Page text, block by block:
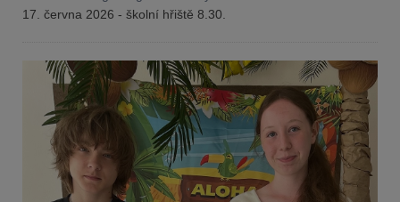
17. června 2026 - školní hřiště 8.30.